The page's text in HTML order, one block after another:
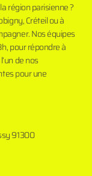
région parisienne ?
Créteil ou à
Nos équipes
pour répondre à
de nos
pour une
91300